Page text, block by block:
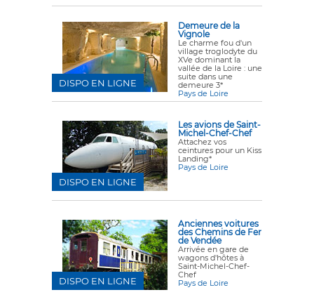
Demeure de la
Vignole
Le charme fou d'un
village troglodyte du
XVe dominant la
vallée de la Loire : une
suite dans une
demeure 3*
Pays de Loire
DISPO EN LIGNE
Les avions de Saint-
Michel-Chef-Chef
Attachez vos
ceintures pour un Kiss
Landing*
Pays de Loire
DISPO EN LIGNE
Anciennes voitures
des Chemins de Fer
de Vendée
Arrivée en gare de
wagons d'hôtes à
Saint-Michel-Chef-
Chef
Pays de Loire
DISPO EN LIGNE